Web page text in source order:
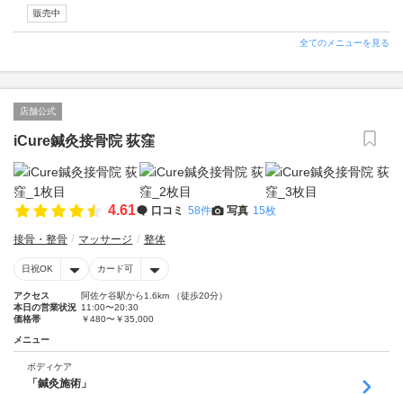
販売中
全てのメニューを見る
店舗公式
iCure鍼灸接骨院 荻窪
4.61 口コミ 58件 写真 15枚
接骨・整骨 マッサージ 整体
日祝OK カード可
アクセス
阿佐ケ谷駅から1.6km （徒歩20分）
本日の営業状況 11:00〜20:30
価格帯
￥480〜￥35,000
メニュー
ボディケア
「鍼灸施術」